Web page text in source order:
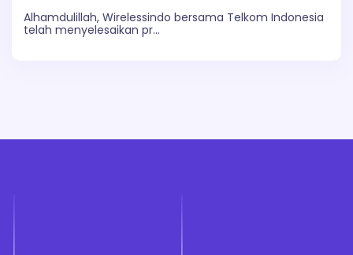
Alhamdulillah, Wirelessindo bersama Telkom Indonesia
telah menyelesaikan pr...